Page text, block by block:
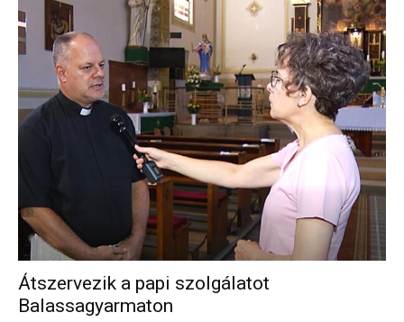
Átszervezik a papi szolgálatot
Balassagyarmaton